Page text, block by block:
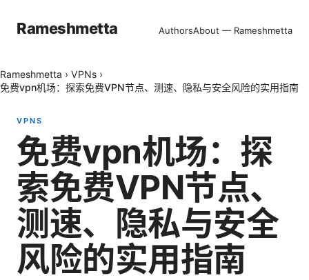
Rameshmetta AuthorsAbout — Rameshmetta
Rameshmetta › VPNs ›
免费vpn机场：探索免费VPN节点、测速、隐私与安全风险的实用指南
VPNS
免费vpn机场：探
索免费VPN节点、
测速、隐私与安全
风险的实用指南